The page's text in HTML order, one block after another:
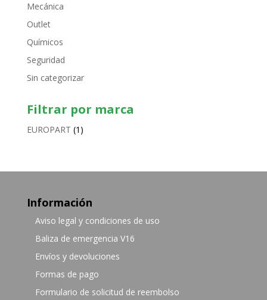
Mecánica
Outlet
Químicos
Seguridad
Sin categorizar
Filtrar por marca
EUROPART (1)
Información
Aviso legal y condiciones de uso
Baliza de emergencia V16
Envíos y devoluciones
Formas de pago
Formulario de solicitud de reembolso